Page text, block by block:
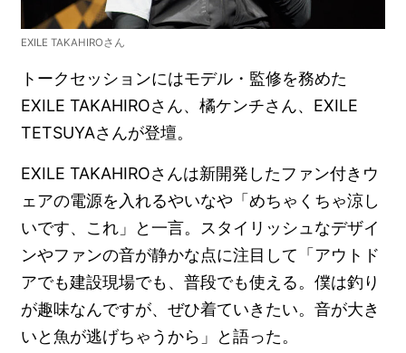
EXILE TAKAHIROさん
トークセッションにはモデル・監修を務めた
EXILE TAKAHIROさん、橘ケンチさん、EXILE
TETSUYAさんが登壇。
EXILE TAKAHIROさんは新開発したファン付きウ
ェアの電源を入れるやいなや「めちゃくちゃ涼し
いです、これ」と一言。スタイリッシュなデザイ
ンやファンの音が静かな点に注目して「アウトド
アでも建設現場でも、普段でも使える。僕は釣り
が趣味なんですが、ぜひ着ていきたい。音が大き
いと魚が逃げちゃうから」と語った。